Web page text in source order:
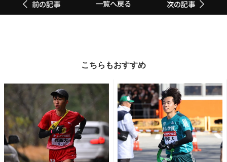
前の記事 一覧へ戻る 次の記事
こちらもおすすめ